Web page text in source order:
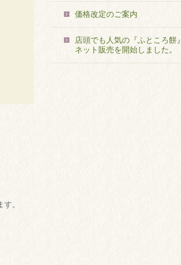
。
価格改定のご案内
店頭でも人気の『ふところ餅』
ネット販売を開始しました。